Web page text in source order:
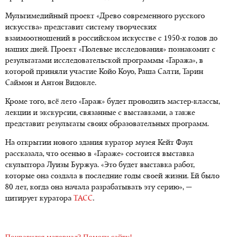
Мультимедийный проект «Древо современного русского
искусства» представит систему творческих
взаимоотношений в российском искусстве с 1950-х годов до
наших дней. Проект «Полевые исследования» познакомит с
результатами исследовательской программы «Гаража», в
которой приняли участие Койо Коуо, Раша Салти, Тарин
Саймон и Антон Видокле.
Кроме того, всё лето «Гараж» будет проводить мастер-классы,
лекции и экскурсии, связанные с выставками, а также
представит результаты своих образовательных программ.
На открытии нового здания куратор музея Кейт Фаул
рассказала, что осенью в «Гараже» состоится выставка
скульптора Луизы Буржуа. «Это будет выставка работ,
которые она создала в последние годы своей жизни. Ей было
80 лет, когда она начала разрабатывать эту серию», —
цитирует куратора ТАСС.